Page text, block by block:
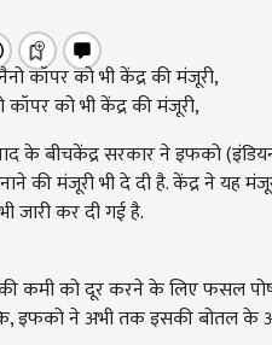
को भी केंद्र की मंजूरी,
के बीचकेंद्र सरकार ने इफको
की मंजूरी भी दे दी है. केंद्र ने यह
जारी कर दी गई है.
की कमी को दूर करने के लिए फसल
इफको ने अभी तक इसकी बोतल के